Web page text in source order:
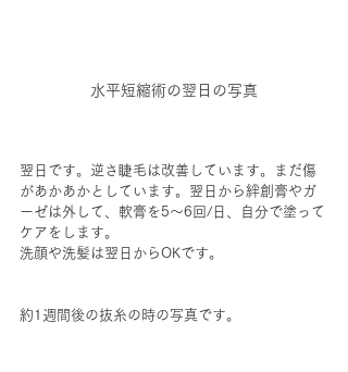
水平短縮術の翌日の写真
翌日です。逆さ睫毛は改善しています。まだ傷
があかあかとしています。翌日から絆創膏やガ
ーゼは外して、軟膏を5～6回/日、自分で塗って
ケアをします。
洗顔や洗髪は翌日からOKです。
約1週間後の抜糸の時の写真です。